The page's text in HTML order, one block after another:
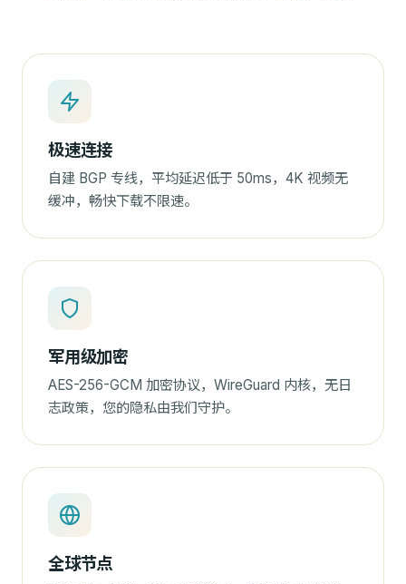
极速连接
自建 BGP 专线，平均延迟低于 50ms，4K 视频无
缓冲，畅快下载不限速。
军用级加密
AES-256-GCM 加密协议，WireGuard 内核，无日
志政策，您的隐私由我们守护。
全球节点